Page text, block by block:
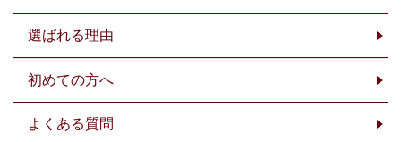
選ばれる理由
初めての方へ
よくある質問